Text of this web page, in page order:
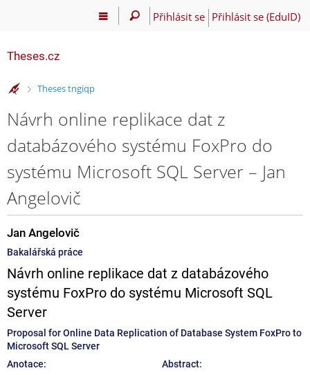
Přihlásit se Přihlásit se (EduID)
Theses.cz
>
Theses tngiqp
Návrh online replikace dat z
databázového systému FoxPro do
systému Microsoft SQL Server – Jan
Angelovič
Jan Angelovič
Bakalářská práce
Návrh online replikace dat z databázového
systému FoxPro do systému Microsoft SQL
Server
Proposal for Online Data Replication of Database System FoxPro to
Microsoft SQL Server
Anotace:
Abstract: